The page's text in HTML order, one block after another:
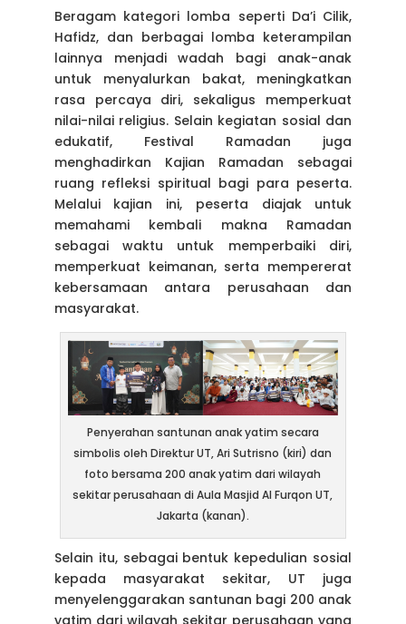
Beragam kategori lomba seperti Da’i Cilik,
Hafidz, dan berbagai lomba keterampilan
lainnya menjadi wadah bagi anak-anak
untuk menyalurkan bakat, meningkatkan
rasa percaya diri, sekaligus memperkuat
nilai-nilai religius. Selain kegiatan sosial dan
edukatif, Festival Ramadan juga
menghadirkan Kajian Ramadan sebagai
ruang refleksi spiritual bagi para peserta.
Melalui kajian ini, peserta diajak untuk
memahami kembali makna Ramadan
sebagai waktu untuk memperbaiki diri,
memperkuat keimanan, serta mempererat
kebersamaan antara perusahaan dan
masyarakat.
Penyerahan santunan anak yatim secara
simbolis oleh Direktur UT, Ari Sutrisno (kiri) dan
foto bersama 200 anak yatim dari wilayah
sekitar perusahaan di Aula Masjid Al Furqon UT,
Jakarta (kanan).
Selain itu, sebagai bentuk kepedulian sosial
kepada masyarakat sekitar, UT juga
menyelenggarakan santunan bagi 200 anak